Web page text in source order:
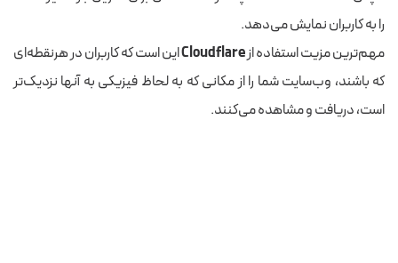
را به کاربران نمایش می‌دهد.
مهم‌ترین مزیت استفاده ازCloudflareاین است که کاربران در هرنقطه‌ای
که باشند، وب‌سایت شما را از مکانی که به لحاظ فیزیکی به آنها نزدیک‌تر
است، دریافت و مشاهده می‌کنند.